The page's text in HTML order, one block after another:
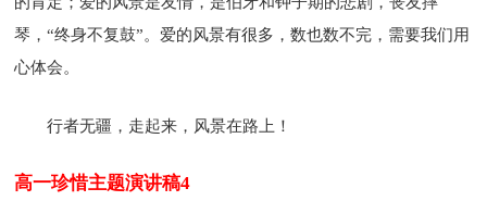
琴，“终身不复鼓”。爱的风景有很多，数也数不完，需要我们用
心体会。
行者无疆，走起来，风景在路上！
高一珍惜主题演讲稿4